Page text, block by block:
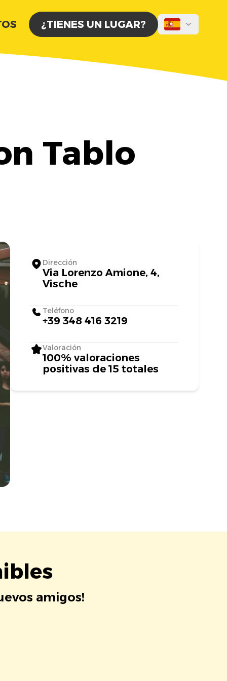
¿TIENES UN LUGAR?
Tablo
Dirección
Via Lorenzo Amione, 4,
Vische
Teléfono
+39 348 416 3219
Valoración
100% valoraciones
positivas de 15 totales
amigos!